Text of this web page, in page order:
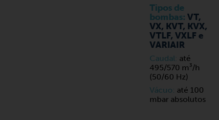
Tipos de
bombas: VT,
VX, KVT, KVX,
VTLF, VXLF e
VARIAIR
Caudal: até
495/570 m³/h
(50/60 Hz)
Vácuo: até 100
mbar absolutos